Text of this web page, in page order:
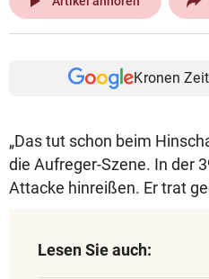
Kronen
„Das tut schon beim
die Aufreger-Szene. In der
Attacke hinreißen. Er trat
Lesen Sie auch: